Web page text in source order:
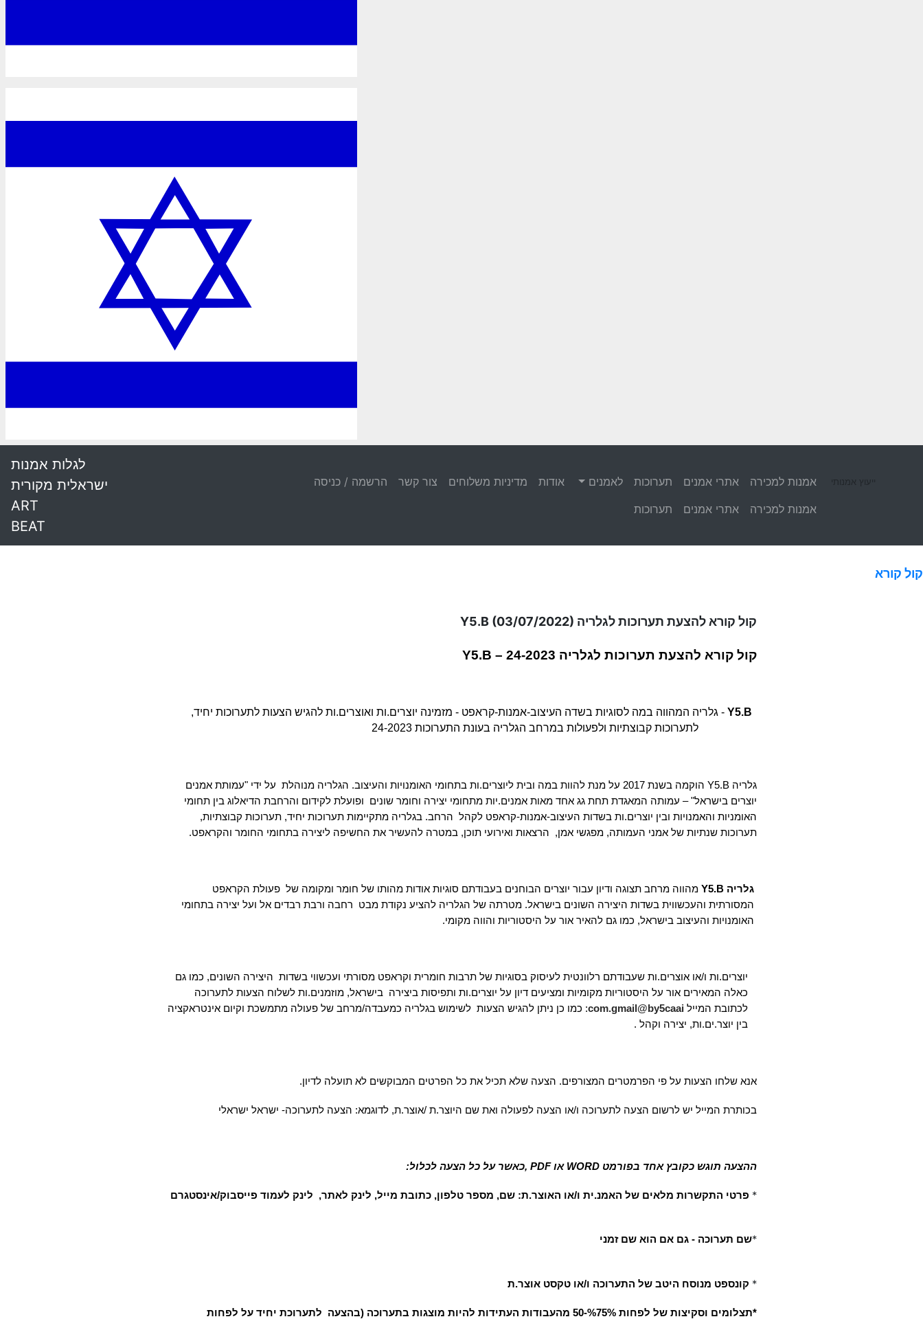
לגלות אמנות
ישראלית מקורית
ART
BEAT
ייעוץ אמנותי
אמנות למכירה
אמנות למכירה
אתרי אמנים
אתרי אמנים
תערוכות
תערוכות
לאמנים אודות מדיניות משלוחים צור קשר הרשמה / כניסה
קול קורא
קול קורא להצעת תערוכות לגלריה Y5.B (03/07/2022)
קול קורא להצעת תערוכות לגלריה Y5.B – 24-2023
Y5.B - גלריה המהווה במה לסוגיות בשדה העיצוב-אמנות-קראפט - מזמינה יוצרים.ות ואוצרים.ות להגיש
לתערוכות קבוצתיות ולפעולות במרחב הגלריה בעונת התערוכות 24-2023
גלריה Y5.B הוקמה בשנת 2017 על מנת להוות במה ובית ליוצרים.ות בתחומי האומנויות והעיצוב. הגלריה מנוהלת
יוצרים בישראל" – עמותה המאגדת תחת גג אחד מאות אמנים.יות מתחומי יצירה וחומר שונים
האומניות והאמנויות ובין יוצרים.ות בשדות העיצוב-אמנות-קראפט לקהל
תערוכות שנתיות של אמני העמותה, מפגשי אמן,
הרצאות ואירועי תוכן, במטרה להעשיר את החשיפה ליצירה בתחומי החומר והקראפט.
גלריה Y5.B מהווה מרחב תצוגה ודיון עבור יוצרים הבוחנים בעבודתם סוגיות אודות מהותו של חומר ומקומה של
המסורתית והעכשווית בשדות היצירה השונים בישראל. מטרתה של הגלריה להציע נקודת מבט
האומנויות והעיצוב בישראל, כמו גם להאיר אור על היסטוריות והווה מקומי.
יוצרים.ות ו/או אוצרים.ות שעבודתם רלוונטית לעיסוק בסוגיות של תרבות חומרית וקראפט מסורתי ועכשווי בשדות
כאלה המאירים אור על היסטוריות מקומיות ומציעים דיון על יוצרים.ות ותפיסות ביצירה
לכתובת המייל com.gmail@by5caai: כמו כן ניתן להגיש הצעות
בין יוצר.ים.ות, יצירה וקהל .
אנא שלחו הצעות על פי הפרמטרים המצורפים. הצעה שלא תכיל את כל הפרטים המבוקשים לא תועלה לדיון.
בכותרת המייל יש לרשום הצעה לתערוכה ו/או הצעה לפעולה ואת שם היוצר.ת /אוצר.ת, לדוגמא: הצעה לתערוכה- ישראל ישראלי
ההצעה תוגש כקובץ אחד בפורמט WORD או PDF ,כאשר על כל הצעה לכלול:
* פרטי התקשרות מלאים של האמנ.ית ו/או האוצר.ת: שם, מספר טלפון, כתובת מייל, לינק לאתר,  לינק לעמוד פייסבוק/אינסטגרם
*שם תערוכה - גם אם הוא שם זמני
* קונספט מנוסח היטב של התערוכה ו/או טקסט אוצר.ת